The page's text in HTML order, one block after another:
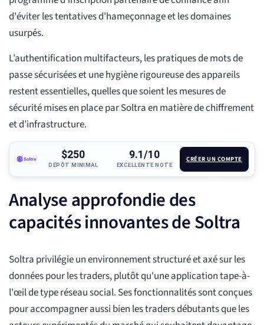
d'éviter les tentatives d'hameçonnage et les domaines
usurpés.
L’authentification multifacteurs, les pratiques de mots de
passe sécurisées et une hygiène rigoureuse des appareils
restent essentielles, quelles que soient les mesures de
sécurité mises en place par Soltra en matière de chiffrement
et d’infrastructure.
$250
DÉPÔT MINIMAL
9.1/10
EXCELLENTE NOTE
CRÉER UN COMPTE
Analyse approfondie des
capacités innovantes de Soltra
Soltra privilégie un environnement structuré et axé sur les
données pour les traders, plutôt qu'une application tape-à-
l'œil de type réseau social. Ses fonctionnalités sont conçues
pour accompagner aussi bien les traders débutants que les